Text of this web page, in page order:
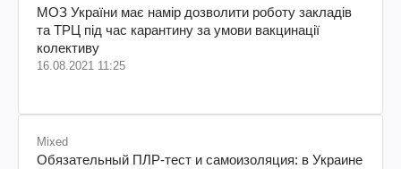
МОЗ України має намір дозволити роботу закладів
та ТРЦ під час карантину за умови вакцинації
колективу
16.08.2021 11:25
Mixed
Обязательный ПЛР-тест и самоизоляция: в Украине